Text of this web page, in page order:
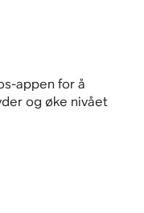
appen for å
og øke nivået